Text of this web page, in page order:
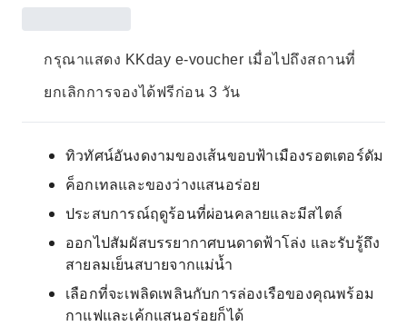
กรุณาแสดง KKday e-voucher เมื่อไปถึงสถานที่
ยกเลิกการจองได้ฟรีก่อน 3 วัน
ทิวทัศน์อันงดงามของเส้นขอบฟ้าเมืองรอตเตอร์ดัม
ค็อกเทลและของว่างแสนอร่อย
ประสบการณ์ฤดูร้อนที่ผ่อนคลายและมีสไตล์
ออกไปสัมผัสบรรยากาศบนดาดฟ้าโล่ง และรับรู้ถึง
สายลมเย็นสบายจากแม่น้ำ
เลือกที่จะเพลิดเพลินกับการล่องเรือของคุณพร้อม
กาแฟและเค้กแสนอร่อยก็ได้